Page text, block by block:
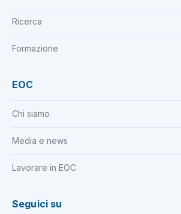
Ricerca
Formazione
EOC
Chi siamo
Media e news
Lavorare in EOC
Seguici su